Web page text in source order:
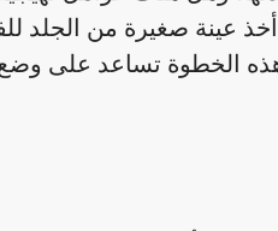
أخذ عينة صغيرة من
الخطوة تساعد على وضع